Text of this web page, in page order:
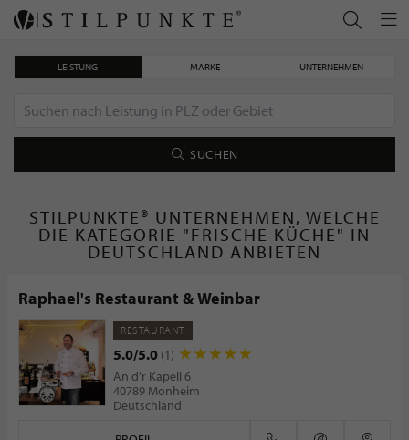
LEISTUNG MARKE UNTERNEHMEN
SUCHEN
STILPUNKTE® UNTERNEHMEN, WELCHE
DIE KATEGORIE "FRISCHE KÜCHE" IN
DEUTSCHLAND ANBIETEN
Raphael's Restaurant & Weinbar
RESTAURANT
5.0/5.0 (1)
An d'r Kapell 6
40789 Monheim
Deutschland